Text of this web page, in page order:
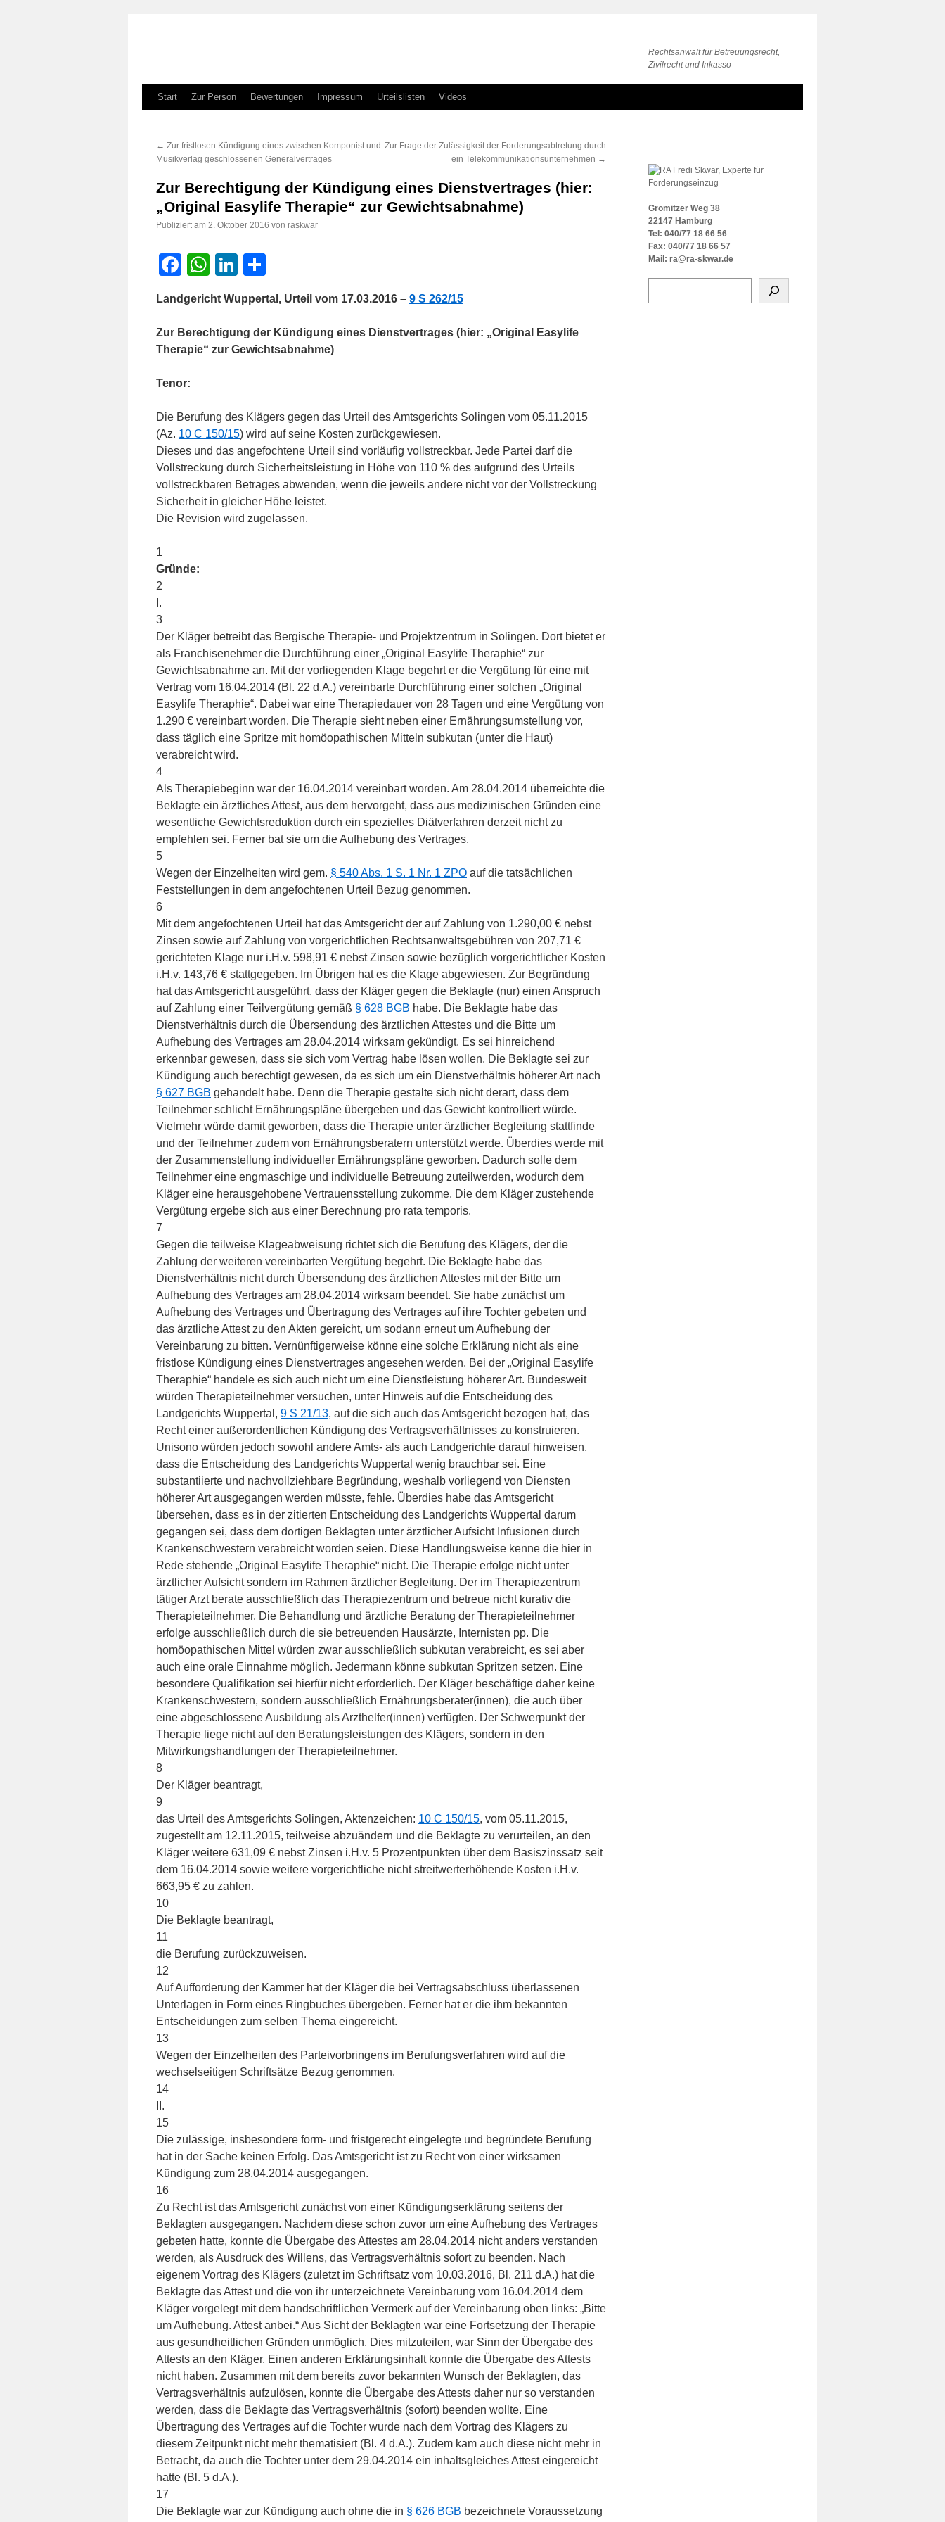
Rechtsanwalt für Betreuungsrecht,
Zivilrecht und Inkasso
Zum
springen
Start Zur Person Bewertungen Impressum Urteilslisten Videos
← Zur fristlosen Kündigung eines zwischen Komponist und
Musikverlag geschlossenen Generalvertrages
Zur Frage der Zulässigkeit der Forderungsabtretung durch
ein Telekommunikationsunternehmen →
Zur Berechtigung der Kündigung eines Dienstvertrages (hier:
„Original Easylife Therapie“ zur Gewichtsabnahme)
Publiziert am 2. Oktober 2016 von raskwar
Facebook
WhatsApp
LinkedIn
Landgericht Wuppertal, Urteil vom 17.03.2016 – 9 S 262/15
Zur Berechtigung der Kündigung eines Dienstvertrages (hier: „Original Easylife
Therapie“ zur Gewichtsabnahme)
Tenor:
Die Berufung des Klägers gegen das Urteil des Amtsgerichts Solingen vom 05.11.2015
(Az. 10 C 150/15) wird auf seine Kosten zurückgewiesen.
Dieses und das angefochtene Urteil sind vorläufig vollstreckbar. Jede Partei darf die
Vollstreckung durch Sicherheitsleistung in Höhe von 110 % des aufgrund des Urteils
vollstreckbaren Betrages abwenden, wenn die jeweils andere nicht vor der Vollstreckung
Sicherheit in gleicher Höhe leistet.
Die Revision wird zugelassen.
1
Gründe:
2
I.
3
Der Kläger betreibt das Bergische Therapie- und Projektzentrum in Solingen. Dort bietet er
als Franchisenehmer die Durchführung einer „Original Easylife Theraphie“ zur
Gewichtsabnahme an. Mit der vorliegenden Klage begehrt er die Vergütung für eine mit
Vertrag vom 16.04.2014 (Bl. 22 d.A.) vereinbarte Durchführung einer solchen „Original
Easylife Theraphie“. Dabei war eine Therapiedauer von 28 Tagen und eine Vergütung von
1.290 € vereinbart worden. Die Therapie sieht neben einer Ernährungsumstellung vor,
dass täglich eine Spritze mit homöopathischen Mitteln subkutan (unter die Haut)
verabreicht wird.
4
Als Therapiebeginn war der 16.04.2014 vereinbart worden. Am 28.04.2014 überreichte die
Beklagte ein ärztliches Attest, aus dem hervorgeht, dass aus medizinischen Gründen eine
wesentliche Gewichtsreduktion durch ein spezielles Diätverfahren derzeit nicht zu
empfehlen sei. Ferner bat sie um die Aufhebung des Vertrages.
5
Wegen der Einzelheiten wird gem. § 540 Abs. 1 S. 1 Nr. 1 ZPO auf die tatsächlichen
Feststellungen in dem angefochtenen Urteil Bezug genommen.
6
Mit dem angefochtenen Urteil hat das Amtsgericht der auf Zahlung von 1.290,00 € nebst
Zinsen sowie auf Zahlung von vorgerichtlichen Rechtsanwaltsgebühren von 207,71 €
gerichteten Klage nur i.H.v. 598,91 € nebst Zinsen sowie bezüglich vorgerichtlicher Kosten
i.H.v. 143,76 € stattgegeben. Im Übrigen hat es die Klage abgewiesen. Zur Begründung
hat das Amtsgericht ausgeführt, dass der Kläger gegen die Beklagte (nur) einen Anspruch
auf Zahlung einer Teilvergütung gemäß § 628 BGB habe. Die Beklagte habe das
Dienstverhältnis durch die Übersendung des ärztlichen Attestes und die Bitte um
Aufhebung des Vertrages am 28.04.2014 wirksam gekündigt. Es sei hinreichend
erkennbar gewesen, dass sie sich vom Vertrag habe lösen wollen. Die Beklagte sei zur
Kündigung auch berechtigt gewesen, da es sich um ein Dienstverhältnis höherer Art nach
§ 627 BGB gehandelt habe. Denn die Therapie gestalte sich nicht derart, dass dem
Teilnehmer schlicht Ernährungspläne übergeben und das Gewicht kontrolliert würde.
Vielmehr würde damit geworben, dass die Therapie unter ärztlicher Begleitung stattfinde
und der Teilnehmer zudem von Ernährungsberatern unterstützt werde. Überdies werde mit
der Zusammenstellung individueller Ernährungspläne geworben. Dadurch solle dem
Teilnehmer eine engmaschige und individuelle Betreuung zuteilwerden, wodurch dem
Kläger eine herausgehobene Vertrauensstellung zukomme. Die dem Kläger zustehende
Vergütung ergebe sich aus einer Berechnung pro rata temporis.
7
Gegen die teilweise Klageabweisung richtet sich die Berufung des Klägers, der die
Zahlung der weiteren vereinbarten Vergütung begehrt. Die Beklagte habe das
Dienstverhältnis nicht durch Übersendung des ärztlichen Attestes mit der Bitte um
Aufhebung des Vertrages am 28.04.2014 wirksam beendet. Sie habe zunächst um
Aufhebung des Vertrages und Übertragung des Vertrages auf ihre Tochter gebeten und
das ärztliche Attest zu den Akten gereicht, um sodann erneut um Aufhebung der
Vereinbarung zu bitten. Vernünftigerweise könne eine solche Erklärung nicht als eine
fristlose Kündigung eines Dienstvertrages angesehen werden. Bei der „Original Easylife
Theraphie“ handele es sich auch nicht um eine Dienstleistung höherer Art. Bundesweit
würden Therapieteilnehmer versuchen, unter Hinweis auf die Entscheidung des
Landgerichts Wuppertal, 9 S 21/13, auf die sich auch das Amtsgericht bezogen hat, das
Recht einer außerordentlichen Kündigung des Vertragsverhältnisses zu konstruieren.
Unisono würden jedoch sowohl andere Amts- als auch Landgerichte darauf hinweisen,
dass die Entscheidung des Landgerichts Wuppertal wenig brauchbar sei. Eine
substantiierte und nachvollziehbare Begründung, weshalb vorliegend von Diensten
höherer Art ausgegangen werden müsste, fehle. Überdies habe das Amtsgericht
übersehen, dass es in der zitierten Entscheidung des Landgerichts Wuppertal darum
gegangen sei, dass dem dortigen Beklagten unter ärztlicher Aufsicht Infusionen durch
Krankenschwestern verabreicht worden seien. Diese Handlungsweise kenne die hier in
Rede stehende „Original Easylife Theraphie“ nicht. Die Therapie erfolge nicht unter
ärztlicher Aufsicht sondern im Rahmen ärztlicher Begleitung. Der im Therapiezentrum
tätiger Arzt berate ausschließlich das Therapiezentrum und betreue nicht kurativ die
Therapieteilnehmer. Die Behandlung und ärztliche Beratung der Therapieteilnehmer
erfolge ausschließlich durch die sie betreuenden Hausärzte, Internisten pp. Die
homöopathischen Mittel würden zwar ausschließlich subkutan verabreicht, es sei aber
auch eine orale Einnahme möglich. Jedermann könne subkutan Spritzen setzen. Eine
besondere Qualifikation sei hierfür nicht erforderlich. Der Kläger beschäftige daher keine
Krankenschwestern, sondern ausschließlich Ernährungsberater(innen), die auch über
eine abgeschlossene Ausbildung als Arzthelfer(innen) verfügten. Der Schwerpunkt der
Therapie liege nicht auf den Beratungsleistungen des Klägers, sondern in den
Mitwirkungshandlungen der Therapieteilnehmer.
8
Der Kläger beantragt,
9
das Urteil des Amtsgerichts Solingen, Aktenzeichen: 10 C 150/15, vom 05.11.2015,
zugestellt am 12.11.2015, teilweise abzuändern und die Beklagte zu verurteilen, an den
Kläger weitere 631,09 € nebst Zinsen i.H.v. 5 Prozentpunkten über dem Basiszinssatz seit
dem 16.04.2014 sowie weitere vorgerichtliche nicht streitwerterhöhende Kosten i.H.v.
663,95 € zu zahlen.
10
Die Beklagte beantragt,
11
die Berufung zurückzuweisen.
12
Auf Aufforderung der Kammer hat der Kläger die bei Vertragsabschluss überlassenen
Unterlagen in Form eines Ringbuches übergeben. Ferner hat er die ihm bekannten
Entscheidungen zum selben Thema eingereicht.
13
Wegen der Einzelheiten des Parteivorbringens im Berufungsverfahren wird auf die
wechselseitigen Schriftsätze Bezug genommen.
14
II.
15
Die zulässige, insbesondere form- und fristgerecht eingelegte und begründete Berufung
hat in der Sache keinen Erfolg. Das Amtsgericht ist zu Recht von einer wirksamen
Kündigung zum 28.04.2014 ausgegangen.
16
Zu Recht ist das Amtsgericht zunächst von einer Kündigungserklärung seitens der
Beklagten ausgegangen. Nachdem diese schon zuvor um eine Aufhebung des Vertrages
gebeten hatte, konnte die Übergabe des Attestes am 28.04.2014 nicht anders verstanden
werden, als Ausdruck des Willens, das Vertragsverhältnis sofort zu beenden. Nach
eigenem Vortrag des Klägers (zuletzt im Schriftsatz vom 10.03.2016, Bl. 211 d.A.) hat die
Beklagte das Attest und die von ihr unterzeichnete Vereinbarung vom 16.04.2014 dem
Kläger vorgelegt mit dem handschriftlichen Vermerk auf der Vereinbarung oben links: „Bitte
um Aufhebung. Attest anbei.“ Aus Sicht der Beklagten war eine Fortsetzung der Therapie
aus gesundheitlichen Gründen unmöglich. Dies mitzuteilen, war Sinn der Übergabe des
Attests an den Kläger. Einen anderen Erklärungsinhalt konnte die Übergabe des Attests
nicht haben. Zusammen mit dem bereits zuvor bekannten Wunsch der Beklagten, das
Vertragsverhältnis aufzulösen, konnte die Übergabe des Attests daher nur so verstanden
werden, dass die Beklagte das Vertragsverhältnis (sofort) beenden wollte. Eine
Übertragung des Vertrages auf die Tochter wurde nach dem Vortrag des Klägers zu
diesem Zeitpunkt nicht mehr thematisiert (Bl. 4 d.A.). Zudem kam auch diese nicht mehr in
Betracht, da auch die Tochter unter dem 29.04.2014 ein inhaltsgleiches Attest eingereicht
hatte (Bl. 5 d.A.).
17
Die Beklagte war zur Kündigung auch ohne die in § 626 BGB bezeichnete Voraussetzung
Grömitzer Weg 38
22147 Hamburg
Tel: 040/77 18 66 56
Fax: 040/77 18 66 57
Mail: ra@ra-skwar.de